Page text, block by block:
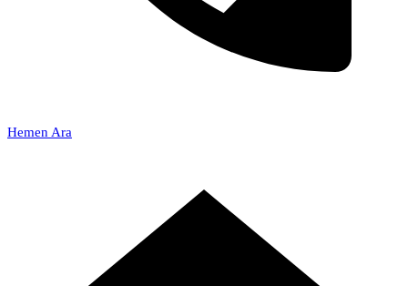
Hemen Ara